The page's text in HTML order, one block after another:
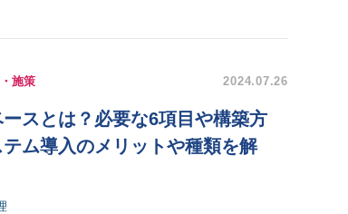
施策 2024.07.26
ースとは？必要な6項目や構築方
ム導入のメリットや種類を解